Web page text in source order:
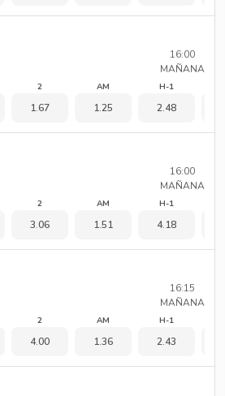
16:00
MAÑANA
2
1.67
AM
1.25
H-1
2.48
16:00
MAÑANA
2
3.06
AM
1.51
H-1
4.18
16:15
MAÑANA
2
4.00
AM
1.36
H-1
2.43